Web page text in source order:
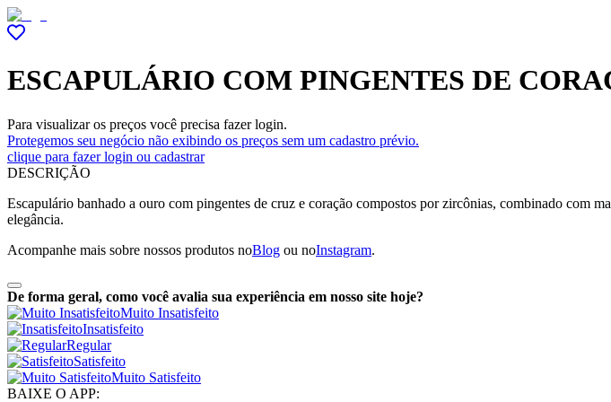
ESCAPULÁRIO COM PINGENTES DE
Para visualizar os preços você precisa fazer login.
Protegemos seu negócio não exibindo os preços sem um cadastro prévio.
clique para fazer login ou cadastrar
DESCRIÇÃO
Escapulário banhado a ouro com pingentes de cruz e coração compostos por zircônias, combinado com
elegância.
Acompanhe mais sobre nossos produtos noBlog ou noInstagram.
De forma geral, como você avalia sua experiência em nosso site hoje?
Muito Insatisfeito
Insatisfeito
Regular
Satisfeito
Muito Satisfeito
BAIXE O APP: